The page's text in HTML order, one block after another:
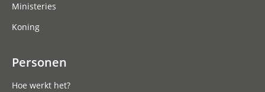
Ministeries
Koning
Personen
Hoe werkt het?